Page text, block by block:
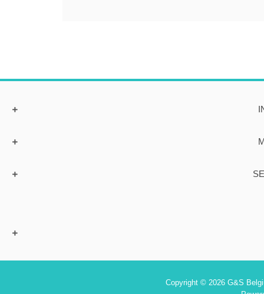
Copyright © 2026 G&S